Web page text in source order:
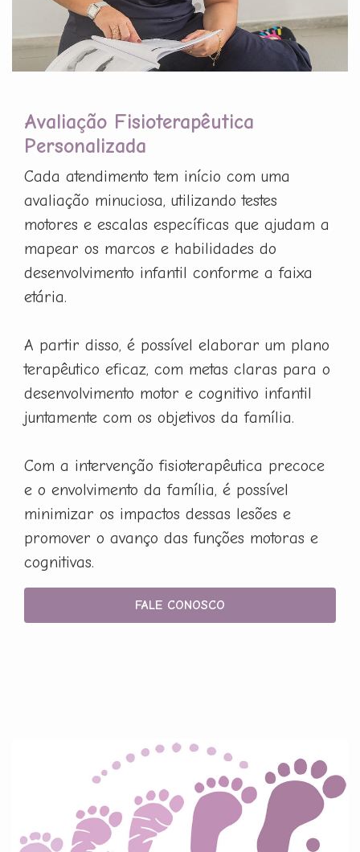
Avaliação Fisioterapêutica
Personalizada
Cada atendimento tem início com uma
avaliação minuciosa, utilizando testes
motores e escalas específicas que ajudam a
mapear os marcos e habilidades do
desenvolvimento infantil conforme a faixa
etária.
A partir disso, é possível elaborar um plano
terapêutico eficaz, com metas claras para o
desenvolvimento motor e cognitivo infantil
juntamente com os objetivos da família.
Com a intervenção fisioterapêutica precoce
e o envolvimento da família, é possível
minimizar os impactos dessas lesões e
promover o avanço das funções motoras e
cognitivas.
FALE CONOSCO